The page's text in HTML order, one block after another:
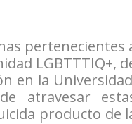
pertenecientes
LGBTTTIQ+,
en la
atravesar
producto de